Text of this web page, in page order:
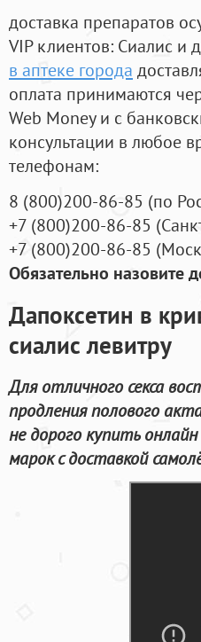
доставка препаратов
VIP клиентов: Сиалис и
в аптеке города
оплата принимаются
Web Money и с
консультации в любое
телефонам:
8 (800)200-86-85 (по
+7 (800)200-86-85 (
+7 (800)200-86-85 (
Обязательно назовите
Дапоксетин в
сиалис левитру
Для отличного секса
продления полового
не дорого купить
марок с доставкой